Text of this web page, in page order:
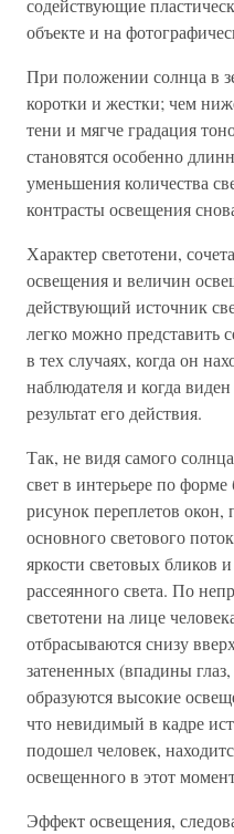
содействующие
объекте и на
При положении солнца в
коротки и жестки; чем
тени и мягче градация
становятся особенно
уменьшения количества
контрасты освещения
Характер светотени,
освещения и величин
действующий источник
легко можно представить
в тех случаях, когда он
наблюдателя и когда
результат его действия.
Так, не видя самого
свет в интерьере по
рисунок переплетов
основного светового
яркости световых бликов
рассеянного света. По
светотени на лице
отбрасываются снизу
затененных (впадины
образуются высокие
что невидимый в кадре
подошел человек,
освещенного в этот
Эффект освещения,